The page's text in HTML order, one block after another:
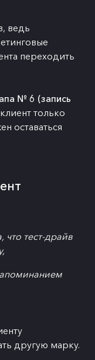
ведь
переходить
№ 6 (запись
только
оставаться
что тест-драйв
другую марку.